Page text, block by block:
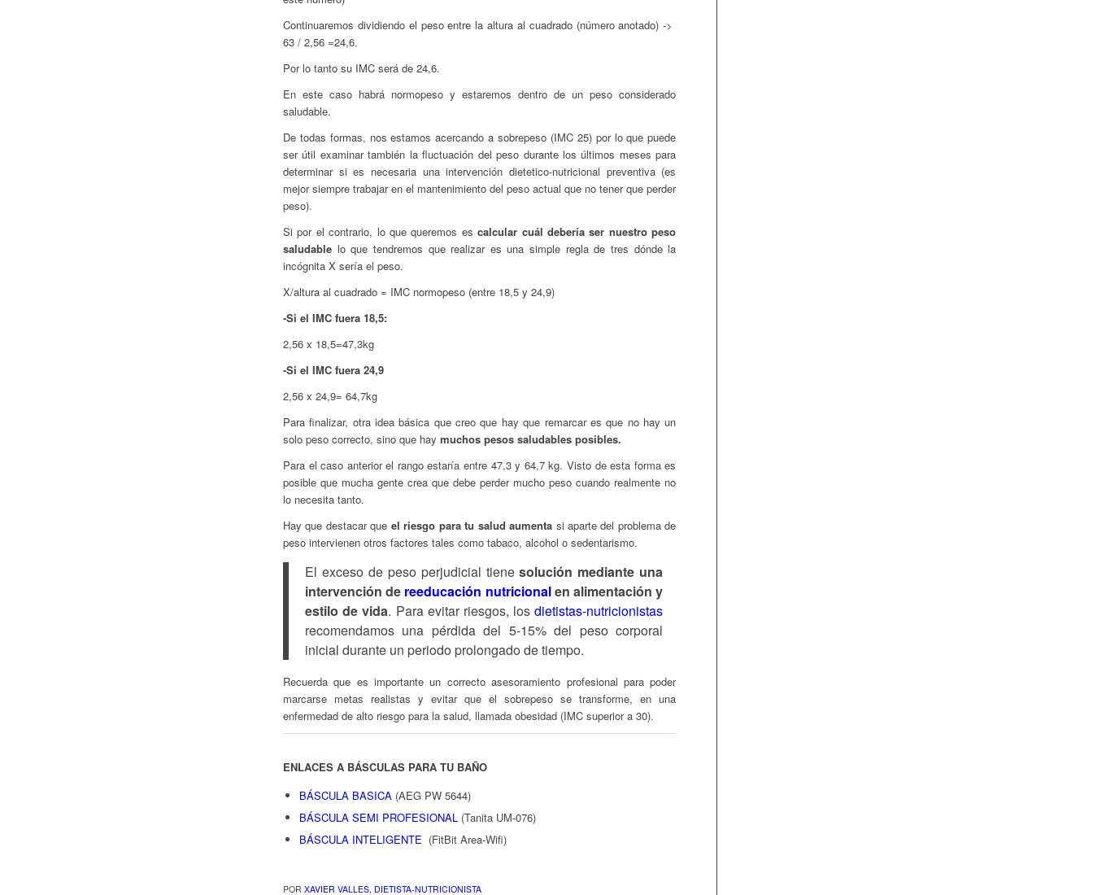
Continuaremos dividiendo el peso entre la altura al cuadrado (número anotado) ->
63 / 2,56 =24,6.
Por lo tanto su IMC será de 24,6.
En este caso habrá normopeso y estaremos dentro de un peso considerado
saludable.
De todas formas, nos estamos acercando a sobrepeso (IMC 25) por lo que puede
ser útil examinar también la fluctuación del peso durante los últimos meses para
determinar si es necesaria una intervención dietetico-nutricional preventiva (es
mejor siempre trabajar en el mantenimiento del peso actual que no tener que perder
peso).
Si por el contrario, lo que queremos escalcular cuál debería ser nuestro peso
saludable lo que tendremos que realizar es una simple regla de tres dónde la
incógnita X sería el peso.
X/altura al cuadrado = IMC normopeso (entre 18,5 y 24,9)
-Si el IMC fuera 18,5:
2,56 x 18,5=47,3kg
-Si el IMC fuera 24,9
2,56 x 24,9= 64,7kg
Para finalizar, otra idea básica que creo que hay que remarcar es que no hay un
solo peso correcto, sino que hay muchos pesos saludables posibles.
Para el caso anterior el rango estaría entre 47,3 y 64,7 kg. Visto de esta forma es
posible que mucha gente crea que debe perder mucho peso cuando realmente no
lo necesita tanto.
Hay que destacar que el riesgo para tu salud aumenta si aparte del problema de
peso intervienen otros factores tales como tabaco, alcohol o sedentarismo.
El exceso de peso perjudicial tienesolución mediante una
intervención de reeducación nutricionalen alimentación y
estilo de vida. Para evitar riesgos, losdietistas-nutricionistas
recomendamos una pérdida del 5-15% del peso corporal
inicial durante un periodo prolongado de tiempo.
Recuerda que es importante un correcto asesoramiento profesional para poder
marcarse metas realistas y evitar que el sobrepeso se transforme, en una
enfermedad de alto riesgo para la salud, llamada obesidad (IMC superior a 30).
ENLACES A BÁSCULAS PARA TU BAÑO
BÁSCULA BASICA (AEG PW 5644)
BÁSCULA SEMI PROFESIONAL (Tanita UM-076)
BÁSCULA INTELIGENTE (FitBit Area-Wifi)
POR XAVIER VALLES, DIETISTA-NUTRICIONISTA